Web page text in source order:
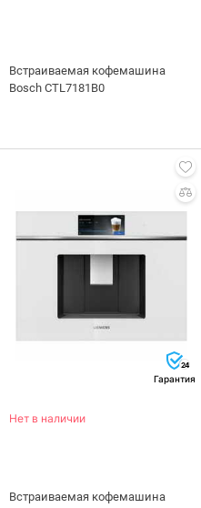
Встраиваемая кофемашина
Bosch CTL7181B0
24
Гарантия
Нет в наличии
Встраиваемая кофемашина